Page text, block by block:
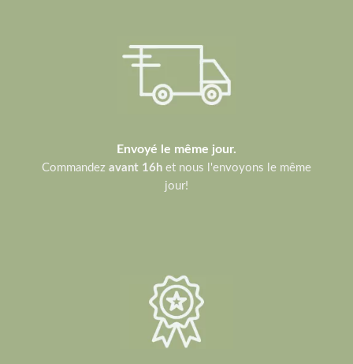
Envoyé le même jour.
Commandez avant 16h et nous l'envoyons le même
jour!